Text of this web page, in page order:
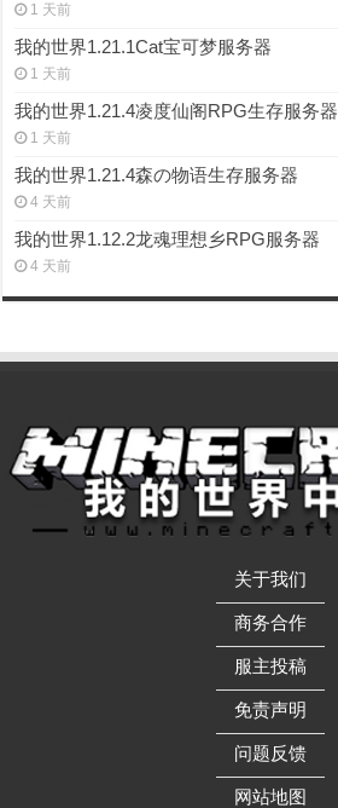
1 天前
我的世界1.21.1Cat宝可梦服务器
1 天前
我的世界1.21.4凌度仙阁RPG生存服务器
1 天前
我的世界1.21.4森の物语生存服务器
4 天前
我的世界1.12.2龙魂理想乡RPG服务器
4 天前
关于我们
——————
商务合作
——————
服主投稿
——————
免责声明
——————
问题反馈
——————
网站地图